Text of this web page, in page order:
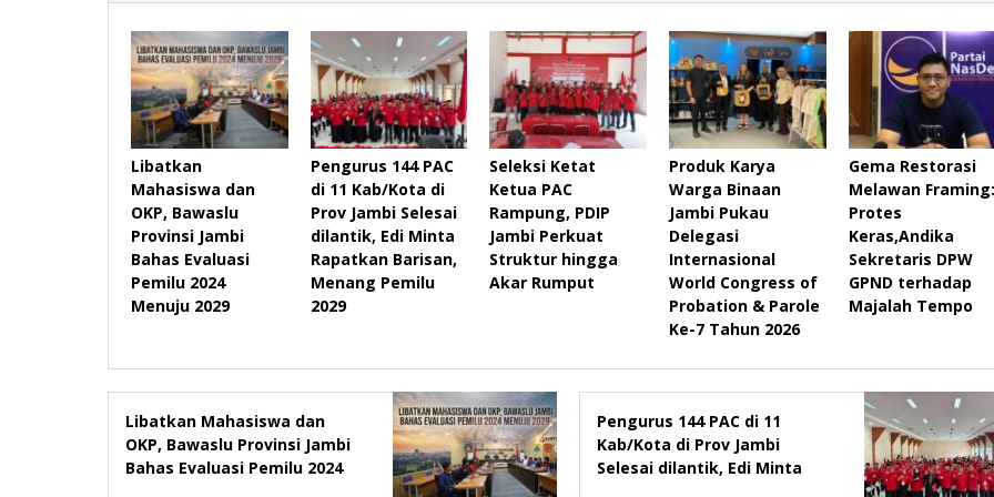
Libatkan
Mahasiswa dan
OKP, Bawaslu
Provinsi Jambi
Bahas Evaluasi
Pemilu 2024
Menuju 2029
Pengurus 144 PAC
di 11 Kab/Kota di
Prov Jambi Selesai
dilantik, Edi Minta
Rapatkan Barisan,
Menang Pemilu
2029
Seleksi Ketat
Ketua PAC
Rampung, PDIP
Jambi Perkuat
Struktur hingga
Akar Rumput
Produk Karya
Warga Binaan
Jambi Pukau
Delegasi
Internasional
World Congress of
Probation & Parole
Ke-7 Tahun 2026
Gema Restorasi
Melawan Framing:
Protes
Keras,Andika
Sekretaris DPW
GPND terhadap
Majalah Tempo
Libatkan Mahasiswa dan
OKP, Bawaslu Provinsi Jambi
Bahas Evaluasi Pemilu 2024
Pengurus 144 PAC di 11
Kab/Kota di Prov Jambi
Selesai dilantik, Edi Minta